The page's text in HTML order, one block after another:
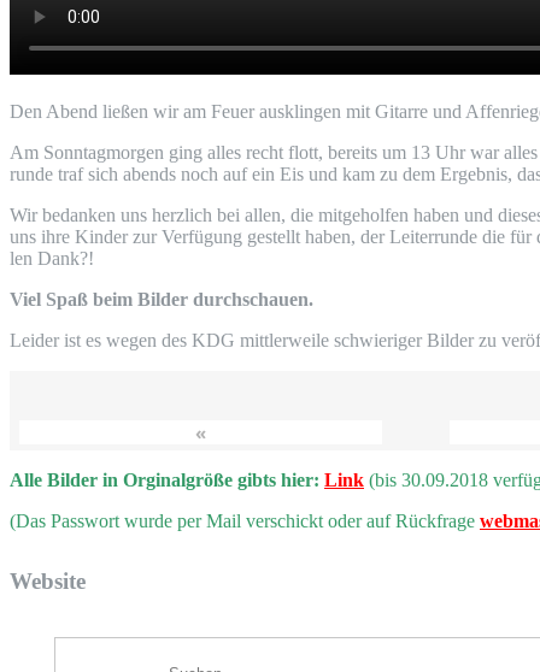
Den Abend lie­ßen wir am Feu­er aus­klin­gen mit Gitar­re und
Am Sonn­tag­mor­gen ging alles recht flott, bereits um 13 Uhr war
run­de traf sich abends noch auf ein Eis und kam zu dem Ergeb­nis,
Wir bedan­ken uns herz­lich bei allen, die mit­ge­hol­fen haben und
uns ihre Kin­der zur Ver­fü­gung gestellt haben, der Lei­ter­run­de die
len Dank?!
Viel Spaß beim Bil­der durchschauen.
Lei­der ist es wegen des KDG mitt­ler­wei­le schwie­ri­ger Bil­der zu
«
Alle Bil­der in Orgi­nal­grö­ße gibts hier: Link (bis 30.09.2018
(Das Pass­wort wur­de per Mail ver­schickt oder auf Rück­fra­ge
Web­site